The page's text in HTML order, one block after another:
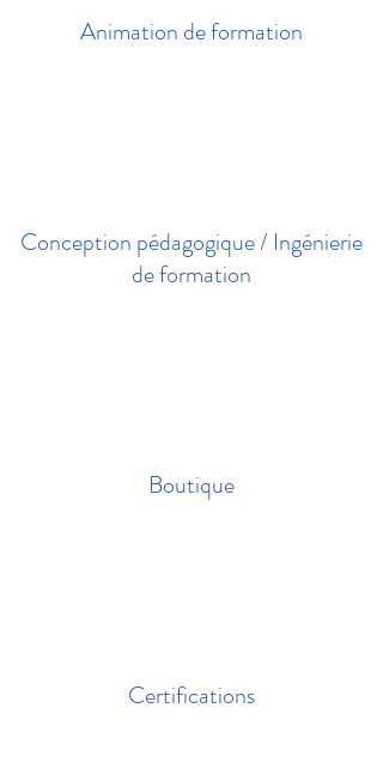
Animation de formation
Conception pédagogique / Ingénierie
de formation
Boutique
Certifications